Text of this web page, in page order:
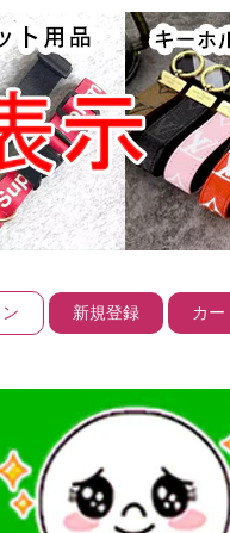
新規登録 カー